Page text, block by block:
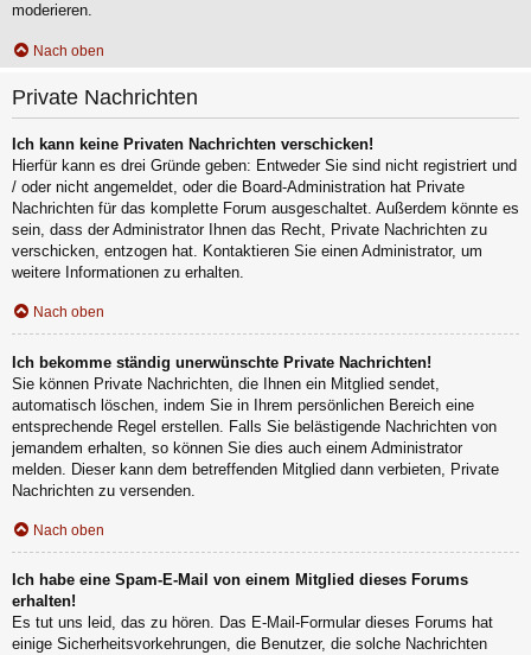
moderieren.
Nach oben
Private Nachrichten
Ich kann keine Privaten Nachrichten verschicken!
Hierfür kann es drei Gründe geben: Entweder Sie sind nicht registriert und
/ oder nicht angemeldet, oder die Board-Administration hat Private
Nachrichten für das komplette Forum ausgeschaltet. Außerdem könnte es
sein, dass der Administrator Ihnen das Recht, Private Nachrichten zu
verschicken, entzogen hat. Kontaktieren Sie einen Administrator, um
weitere Informationen zu erhalten.
Nach oben
Ich bekomme ständig unerwünschte Private Nachrichten!
Sie können Private Nachrichten, die Ihnen ein Mitglied sendet,
automatisch löschen, indem Sie in Ihrem persönlichen Bereich eine
entsprechende Regel erstellen. Falls Sie belästigende Nachrichten von
jemandem erhalten, so können Sie dies auch einem Administrator
melden. Dieser kann dem betreffenden Mitglied dann verbieten, Private
Nachrichten zu versenden.
Nach oben
Ich habe eine Spam-E-Mail von einem Mitglied dieses Forums
erhalten!
Es tut uns leid, das zu hören. Das E-Mail-Formular dieses Forums hat
einige Sicherheitsvorkehrungen, die Benutzer, die solche Nachrichten